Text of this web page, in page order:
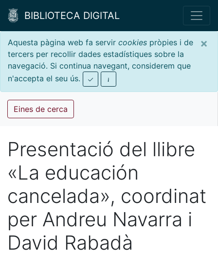
BIBLIOTECA DIGITAL
×
Aquesta pàgina web fa servir cookies pròpies i de
tercers per recollir dades estadístiques sobre la
navegació. Si continua navegant, considerem que
n'accepta el seu ús.
Eines de cerca
Presentació del llibre
«La educación
cancelada», coordinat
per Andreu Navarra i
David Rabadà